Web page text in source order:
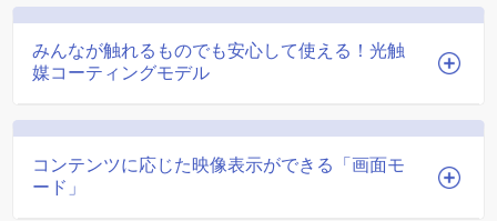
みんなが触れるものでも安心して使える！光触
媒コーティングモデル
コンテンツに応じた映像表示ができる「画面モ
ード」